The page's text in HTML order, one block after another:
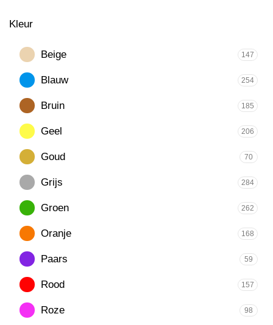
Kleur
Beige 147
Blauw 254
Bruin 185
Geel 206
Goud 70
Grijs 284
Groen 262
Oranje 168
Paars 59
Rood 157
Roze 98